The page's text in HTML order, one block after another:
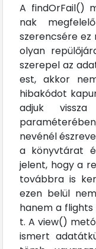
A findOrFail()
nak
szerencsére ez
olyan
szerepel az
est, akkor
hibakódot
adjuk
nevénél
a könyvtárat
jelent, hogy a
továbbra is
ezen belül
hanem a
t. A view()
ismert